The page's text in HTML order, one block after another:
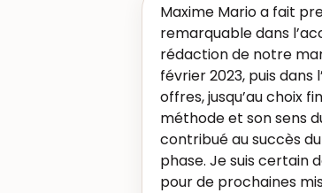
Maxime Mario a fait
remarquable dans
rédaction de notre
février 2023, puis dans
offres, jusqu’au choix
méthode et son sens
contribué au succès
phase. Je suis certain
pour de prochaines